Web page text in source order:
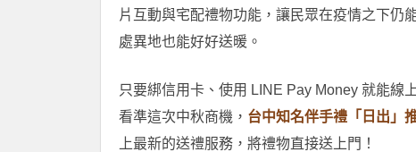
片互動與宅配禮物功能，讓民眾在疫情之下仍
處異地也能好好送暖。
只要綁信用卡、使用 LINE Pay Money 就能線
看準這次中秋商機， 台中知名伴手禮「日出」
上最新的送禮服務，將禮物直接送上門！